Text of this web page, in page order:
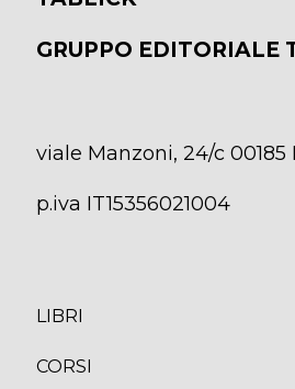
GRUPPO EDITORIALE
viale Manzoni, 24/c 00185
p.iva IT15356021004
LIBRI
CORSI